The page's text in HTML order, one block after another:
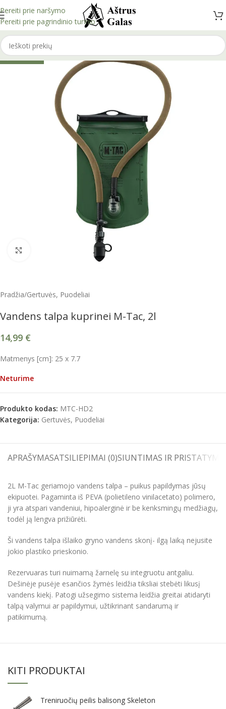
Pereiti prie naršymo
Pereiti prie pagrindinio turinio
Spustelėkite, kad padidintumėte
Pradžia/Gertuvės, Puodeliai
Vandens talpa kuprinei M-Tac, 2l
14,99 €
Matmenys [cm]: 25 x 7.7
Neturime
Produkto kodas: MTC-HD2
Kategorija: Gertuvės, Puodeliai
APRAŠYMASATSILIEPIMAI (0)SIUNTIMAS IR
2L M-Tac geriamojo vandens talpa – puikus papildymas jūsų
ekipuotei. Pagaminta iš PEVA (polietileno vinilacetato) polimero,
ji yra atspari vandeniui, hipoalerginė ir be kenksmingų medžiagų,
todėl ją lengva prižiūrėti.
Ši vandens talpa išlaiko gryno vandens skonį- ilgą laiką nejusite
jokio plastiko prieskonio.
Rezervuaras turi nuimamą žarnelę su integruotu antgaliu.
Dešinėje pusėje esančios žymės leidžia tiksliai stebėti likusį
vandens kiekį. Patogi užsegimo sistema leidžia greitai atidaryti
talpą valymui ar papildymui, užtikrinant sandarumą ir
patikimumą.
KITI PRODUKTAI
Treniruočių peilis balisong Skeleton